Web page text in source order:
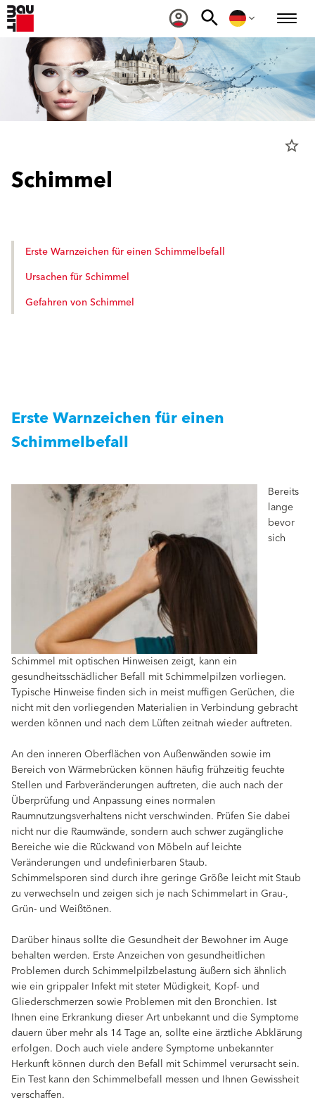
star_border
Schimmel
Erste Warnzeichen für einen Schimmelbefall
Ursachen für Schimmel
Gefahren von Schimmel
Erste Warnzeichen für einen
Schimmelbefall
Bereits
lange
bevor
sich
Schimmel mit optischen Hinweisen zeigt, kann ein
gesundheitsschädlicher Befall mit Schimmelpilzen vorliegen.
Typische Hinweise finden sich in meist muffigen Gerüchen, die
nicht mit den vorliegenden Materialien in Verbindung gebracht
werden können und nach dem Lüften zeitnah wieder auftreten.
An den inneren Oberflächen von Außenwänden sowie im
Bereich von Wärmebrücken können häufig frühzeitig feuchte
Stellen und Farbveränderungen auftreten, die auch nach der
Überprüfung und Anpassung eines normalen
Raumnutzungsverhaltens nicht verschwinden. Prüfen Sie dabei
nicht nur die Raumwände, sondern auch schwer zugängliche
Bereiche wie die Rückwand von Möbeln auf leichte
Veränderungen und undefinierbaren Staub.
Schimmelsporen sind durch ihre geringe Größe leicht mit Staub
zu verwechseln und zeigen sich je nach Schimmelart in Grau-,
Grün- und Weißtönen.
Darüber hinaus sollte die Gesundheit der Bewohner im Auge
behalten werden. Erste Anzeichen von gesundheitlichen
Problemen durch Schimmelpilzbelastung äußern sich ähnlich
wie ein grippaler Infekt mit steter Müdigkeit, Kopf- und
Gliederschmerzen sowie Problemen mit den Bronchien. Ist
Ihnen eine Erkrankung dieser Art unbekannt und die Symptome
dauern über mehr als 14 Tage an, sollte eine ärztliche Abklärung
erfolgen. Doch auch viele andere Symptome unbekannter
Herkunft können durch den Befall mit Schimmel verursacht sein.
Ein Test kann den Schimmelbefall messen und Ihnen Gewissheit
verschaffen.